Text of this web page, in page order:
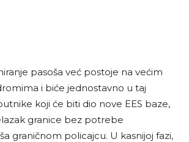
pasoša već postoje na većim
i biće jednostavno u taj
koji će biti dio nove EES baze,
granice bez potrebe
graničnom policajcu. U kasnijoj fazi,